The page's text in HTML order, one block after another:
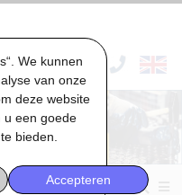
We kunnen
van onze
deze website
u een goede
bieden.
Accepteren
STAGES